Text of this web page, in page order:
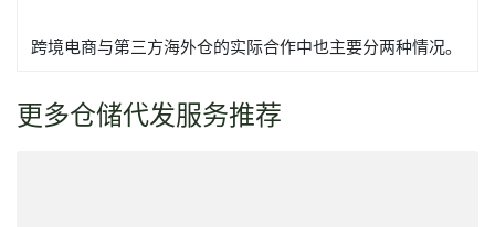
跨境电商与第三方海外仓的实际合作中也主要分两种情况。
更多仓储代发服务推荐